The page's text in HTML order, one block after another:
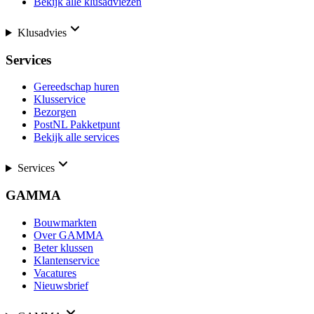
Klusadvies
Services
Gereedschap huren
Klusservice
Bezorgen
PostNL Pakketpunt
Bekijk alle services
Services
GAMMA
Bouwmarkten
Over GAMMA
Beter klussen
Klantenservice
Vacatures
Nieuwsbrief